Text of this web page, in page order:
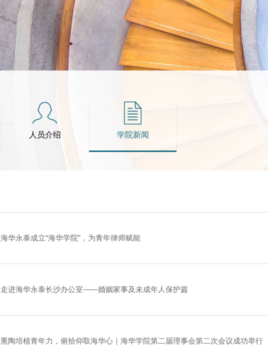
人员介绍 学院新闻
海华永泰成立“海华学院”，为青年律师赋能
走进海华永泰长沙办公室——婚姻家事及未成年人保护篇
熏陶培植青年力，俯拾仰取海华心｜海华学院第二届理事会第二次会议成功举行